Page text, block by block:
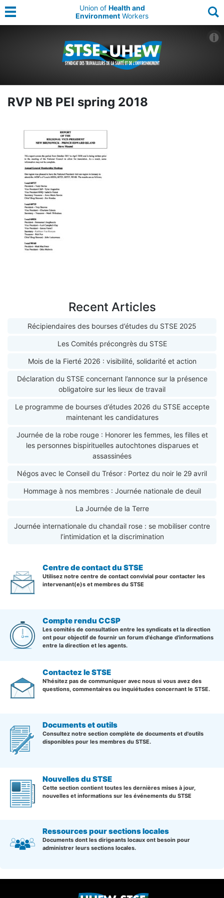
Union of Health and
Environment Workers
RVP NB PEI spring 2018
Recent Articles
Récipiendaires des bourses d’études du STSE 2025
Les Comités précongrès du STSE
Mois de la Fierté 2026 : visibilité, solidarité et action
Déclaration du STSE concernant l’annonce sur la présence
obligatoire sur les lieux de travail
Le programme de bourses d’études 2026 du STSE accepte
maintenant les candidatures
Journée de la robe rouge : Honorer les femmes, les filles et
les personnes bispirituelles autochtones disparues et
assassinées
Négos avec le Conseil du Trésor : Portez du noir le 29 avril
Hommage à nos membres : Journée nationale de deuil
La Journée de la Terre
Journée internationale du chandail rose : se mobiliser contre
l’intimidation et la discrimination
Centre de contact du STSE
Utilisez notre centre de contact convivial pour contacter les
intervenant(e)s et membres du STSE
Compte rendu CCSP
Les comités de consultation entre les syndicats et la direction
ont pour objectif de fournir un forum d'échange d'informations
entre la direction et les agents.
Contactez le STSE
N'hésitez pas de communiquer avec nous si vous avez des
questions, commentaires ou inquiétudes concernant le STSE.
Documents et outils
Consultez notre section complète de documents et d'outils
disponibles pour les membres du STSE.
Nouvelles du STSE
Cette section contient toutes les dernières mises à jour,
nouvelles et informations sur les événements du STSE
Ressources pour sections locales
Documents dont les dirigeants locaux ont besoin pour
administrer leurs sections locales.